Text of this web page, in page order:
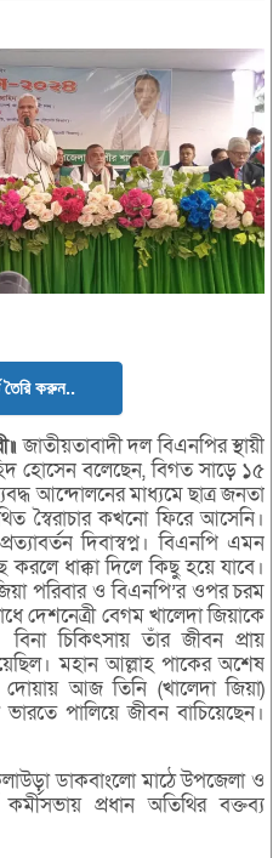
তৈরি করুন..
জাতীয়তাবাদী দল বিএনপির স্থায়ী
হোসেন বলেছেন, বিগত সাড়ে ১৫
আন্দোলনের মাধ্যমে ছাত্র জনতা
স্বৈরাচার কখনো ফিরে আসেনি।
দিবাস্বপ্ন। বিএনপি এমন
ধাক্কা দিলে কিছু হয়ে যাবে।
পরিবার ও বিএনপি’র ওপর চরম
দেশনেত্রী বেগম খালেদা জিয়াকে
চিকিৎসায় তাঁর জীবন প্রায়
মহান আল্লাহ পাকের অশেষ
আজ তিনি (খালেদা জিয়া)
পালিয়ে জীবন বাচিয়েছেন।
ডাকবাংলো মাঠে উপজেলা ও
প্রধান অতিথির বক্তব্য